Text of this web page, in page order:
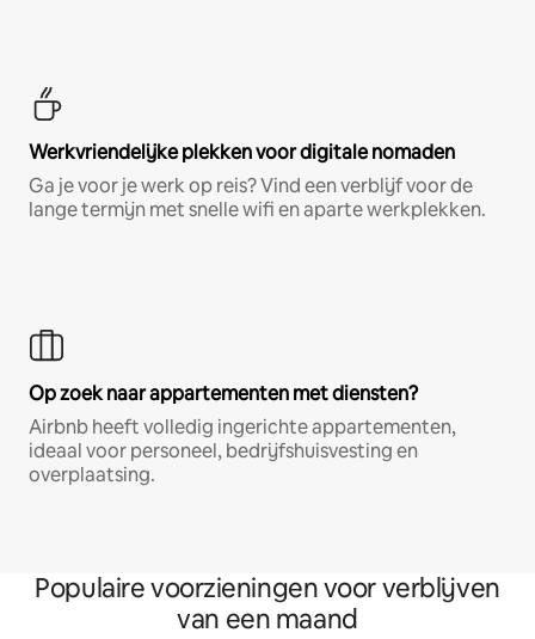
Werkvriendelijke plekken voor digitale nomaden
Ga je voor je werk op reis? Vind een verblijf voor de
lange termijn met snelle wifi en aparte werkplekken.
Op zoek naar appartementen met diensten?
Airbnb heeft volledig ingerichte appartementen,
ideaal voor personeel, bedrijfshuisvesting en
overplaatsing.
Populaire voorzieningen voor verblijven
van een maand